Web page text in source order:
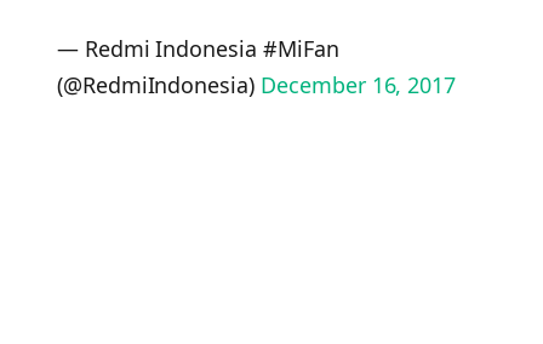
— Redmi Indonesia #MiFan
(@RedmiIndonesia) December 16, 2017